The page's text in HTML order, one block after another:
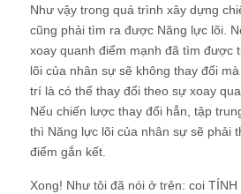
Như vậy trong quá trình xây dựng
cũng phải tìm ra được Năng lực lõi.
xoay quanh điểm mạnh đã tìm được
lõi của nhân sự sẽ không thay đổi
trí là có thể thay đổi theo sự xoay
Nếu chiến lược thay đổi hẳn, tập
thì Năng lực lõi của nhân sự sẽ phải
điểm gắn kết.
Xong! Như tôi đã nói ở trên: coi